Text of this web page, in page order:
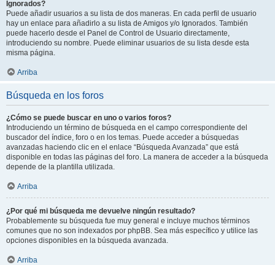
Ignorados?
Puede añadir usuarios a su lista de dos maneras. En cada perfil de usuario
hay un enlace para añadirlo a su lista de Amigos y/o Ignorados. También
puede hacerlo desde el Panel de Control de Usuario directamente,
introduciendo su nombre. Puede eliminar usuarios de su lista desde esta
misma página.
Arriba
Búsqueda en los foros
¿Cómo se puede buscar en uno o varios foros?
Introduciendo un término de búsqueda en el campo correspondiente del
buscador del índice, foro o en los temas. Puede acceder a búsquedas
avanzadas haciendo clic en el enlace “Búsqueda Avanzada” que está
disponible en todas las páginas del foro. La manera de acceder a la búsqueda
depende de la plantilla utilizada.
Arriba
¿Por qué mi búsqueda me devuelve ningún resultado?
Probablemente su búsqueda fue muy general e incluye muchos términos
comunes que no son indexados por phpBB. Sea más específico y utilice las
opciones disponibles en la búsqueda avanzada.
Arriba